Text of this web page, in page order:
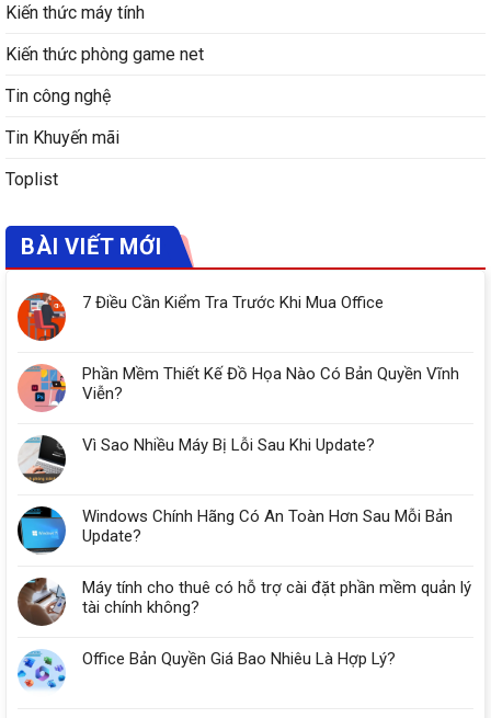
Kiến thức máy tính
Kiến thức phòng game net
Tin công nghệ
Tin Khuyến mãi
Toplist
BÀI VIẾT MỚI
7 Điều Cần Kiểm Tra Trước Khi Mua Office
Phần Mềm Thiết Kế Đồ Họa Nào Có Bản Quyền Vĩnh
Viễn?
Vì Sao Nhiều Máy Bị Lỗi Sau Khi Update?
Windows Chính Hãng Có An Toàn Hơn Sau Mỗi Bản
Update?
Máy tính cho thuê có hỗ trợ cài đặt phần mềm quản lý
tài chính không?
Office Bản Quyền Giá Bao Nhiêu Là Hợp Lý?